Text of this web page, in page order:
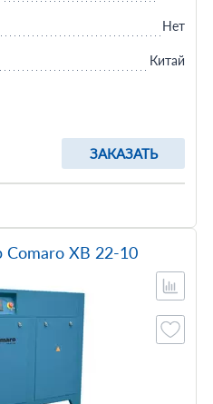
ЗАКАЗАТЬ
Нет
Китай
Comaro XB 22-10